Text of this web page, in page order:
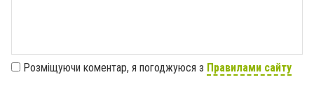
Розміщуючи коментар, я погоджуюся з Правилами сайту